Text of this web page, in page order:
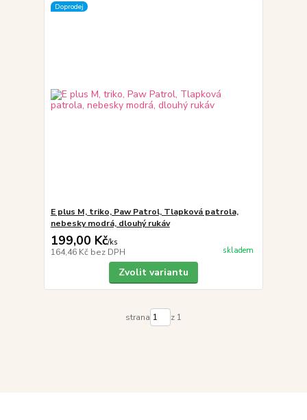
Doprodej
E plus M, triko, Paw Patrol, Tlapková patrola,
nebesky modrá, dlouhý rukáv
199,00 Kč/ks
164,46 Kč bez DPH skladem
Zvolit variantu
strana z 1